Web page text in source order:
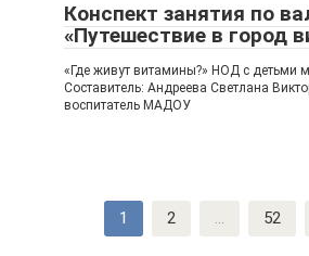
Конспект занятия по
«Путешествие в город
«Где живут витамины?» НОД с детьми
Составитель: Андреева Светлана
воспитатель МАДОУ
1 2 ... 52